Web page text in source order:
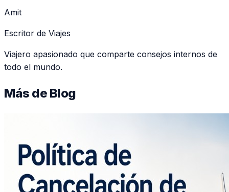
Amit
Escritor de Viajes
Viajero apasionado que comparte consejos internos de
todo el mundo.
Más de Blog